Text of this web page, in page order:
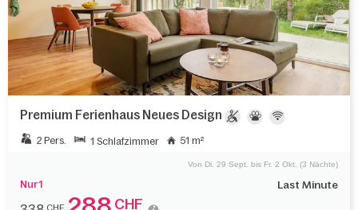
Premium Ferienhaus Neues Design
2 Pers. 1 Schlafzimmer 51 m²
Nur 1 Last Minute
Von Di. 29 Sept. bis Fr. 2 Okt. (3 Nächte)
CHF CHF